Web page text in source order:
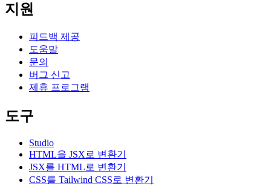
지원
피드백 제공
도움말
문의
버그 신고
제휴 프로그램
도구
Studio
HTML을 JSX로 변환기
JSX를 HTML로 변환기
CSS를 Tailwind CSS로 변환기